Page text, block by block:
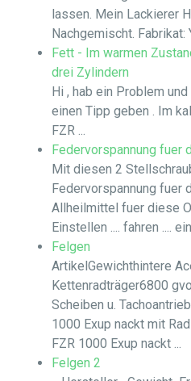
lassen. Mein Lackierer
Nachgemischt. Fabrikat:
Fett - Im warmen
drei Zylindern
Hi , hab ein Problem
einen Tipp geben . Im
FZR ...
Federvorspannung fuer
Mit diesen 2
Federvorspannung fuer
Allheilmittel fuer diese
Einstellen .... fahren ....
Felgen
ArtikelGewichthintere
Kettenradträger6800
Scheiben u.
1000 Exup nackt mit
FZR 1000 Exup nackt ...
Felgen 2